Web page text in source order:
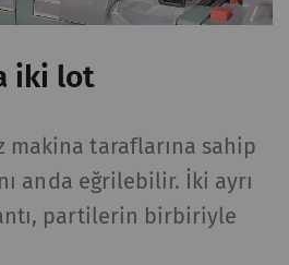
iki lot
makina taraflarına sahip
anda eğrilebilir. İki ayrı
partilerin birbiriyle